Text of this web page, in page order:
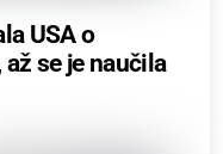
USA o
se je naučila